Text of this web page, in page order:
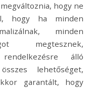
hogy ne
hogy ha minden
minden
megtesznek,
álló
lehetőséget,
garantált, hogy